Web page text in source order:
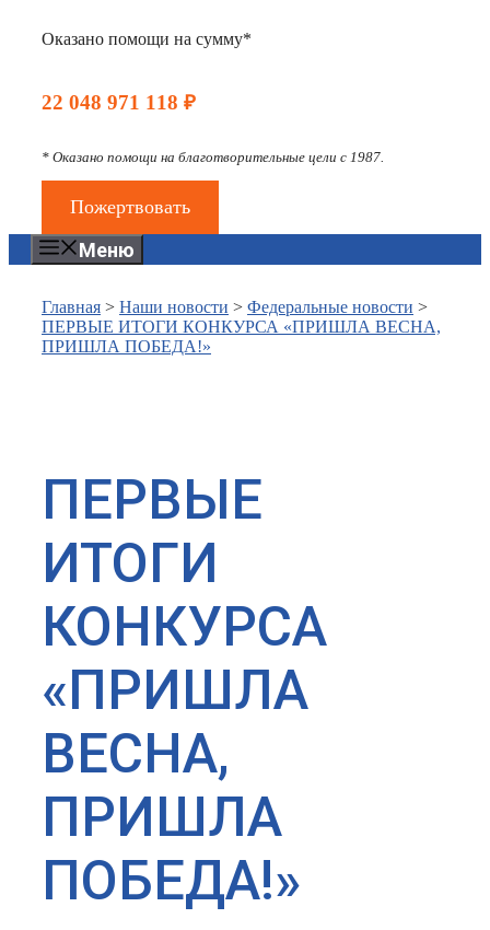
Оказано помощи на сумму*
22 048 971 118 ₽
* Оказано помощи на благотворительные цели с 1987.
Пожертвовать
Меню
Главная > Наши новости > Федеральные новости >
ПЕРВЫЕ ИТОГИ КОНКУРСА «ПРИШЛА ВЕСНА,
ПРИШЛА ПОБЕДА!»
ПЕРВЫЕ
ИТОГИ
КОНКУРСА
«ПРИШЛА
ВЕСНА,
ПРИШЛА
ПОБЕДА!»